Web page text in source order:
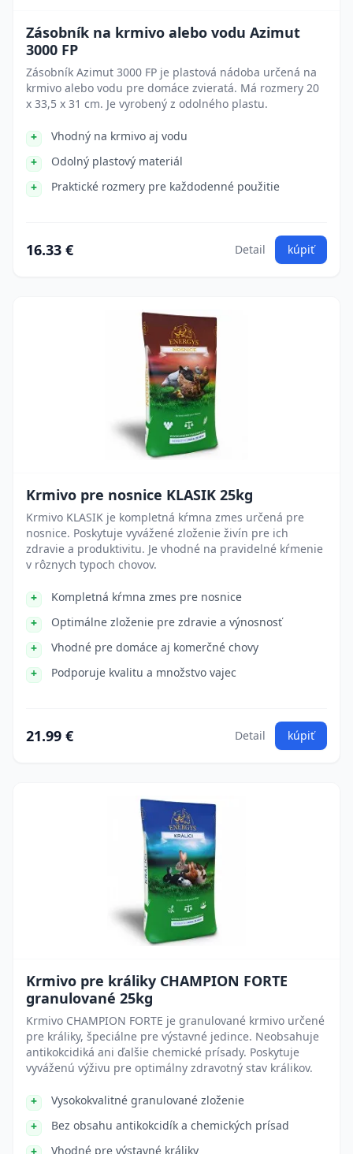
Zásobník na krmivo alebo vodu Azimut
3000 FP
Zásobník Azimut 3000 FP je plastová nádoba určená na
krmivo alebo vodu pre domáce zvieratá. Má rozmery 20
x 33,5 x 31 cm. Je vyrobený z odolného plastu.
Vhodný na krmivo aj vodu
Odolný plastový materiál
Praktické rozmery pre každodenné použitie
16.33 € Detail kúpiť
Krmivo pre nosnice KLASIK 25kg
Krmivo KLASIK je kompletná kŕmna zmes určená pre
nosnice. Poskytuje vyvážené zloženie živín pre ich
zdravie a produktivitu. Je vhodné na pravidelné kŕmenie
v rôznych typoch chovov.
Kompletná kŕmna zmes pre nosnice
Optimálne zloženie pre zdravie a výnosnosť
Vhodné pre domáce aj komerčné chovy
Podporuje kvalitu a množstvo vajec
21.99 € Detail kúpiť
Krmivo pre králiky CHAMPION FORTE
granulované 25kg
Krmivo CHAMPION FORTE je granulované krmivo určené
pre králiky, špeciálne pre výstavné jedince. Neobsahuje
antikokcidiká ani ďalšie chemické prísady. Poskytuje
vyváženú výživu pre optimálny zdravotný stav králikov.
Vysokokvalitné granulované zloženie
Bez obsahu antikokcidík a chemických prísad
Vhodné pre výstavné králiky